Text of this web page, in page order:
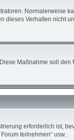
Normalerweise
Verhalten nicht
Maßnahme soll den
erforderlich ist,
teilnehmen“ usw.